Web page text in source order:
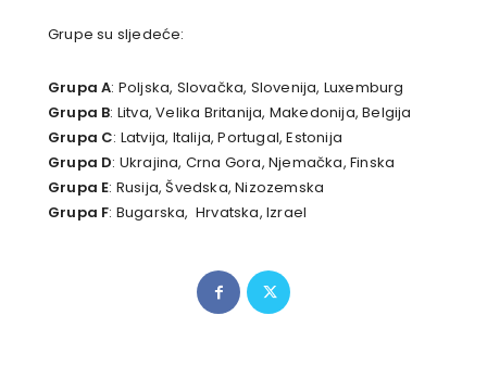
Grupe su sljedeće:
Grupa A: Poljska, Slovačka, Slovenija, Luxemburg
Grupa B: Litva, Velika Britanija, Makedonija, Belgija
Grupa C: Latvija, Italija, Portugal, Estonija
Grupa D: Ukrajina, Crna Gora, Njemačka, Finska
Grupa E: Rusija, Švedska, Nizozemska
Grupa F: Bugarska, Hrvatska, Izrael